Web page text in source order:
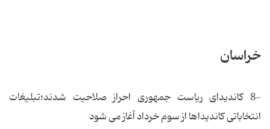
خراسان
-8 کاندیدای ریاست جمهوری احراز صلاحیت شدند؛تبلیغات
انتخاباتی کاندیداها از سوم خرداد آغاز می شود